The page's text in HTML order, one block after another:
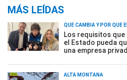
MÁS LEÍDAS
QUÉ CAMBIA Y POR QUÉ
Los requisitos que
el Estado pueda
una empresa
ALTA MONTAÑA